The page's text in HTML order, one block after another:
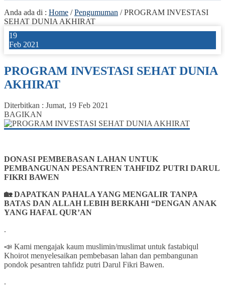
Anda ada di : Home /Pengumuman /PROGRAM INVESTASI
SEHAT DUNIA AKHIRAT
19
Feb 2021
PROGRAM INVESTASI SEHAT DUNIA
AKHIRAT
Diterbitkan : Jumat, 19 Feb 2021
BAGIKAN
DONASI PEMBEBASAN LAHAN UNTUK
PEMBANGUNAN PESANTREN TAHFIDZ PUTRI DARUL
FIKRI BAWEN
🏡DAPATKAN PAHALA YANG MENGALIR TANPA
BATAS DAN ALLAH LEBIH BERKAHI “DENGAN ANAK
YANG HAFAL QUR’AN
.
📣 Kami mengajak kaum muslimin/muslimat untuk fastabiqul
Khoirot menyelesaikan pembebasan lahan dan pembangunan
pondok pesantren tahfidz putri Darul Fikri Bawen.
.